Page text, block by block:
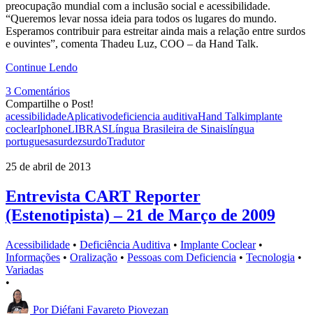
preocupação mundial com a inclusão social e acessibilidade.
“Queremos levar nossa ideia para todos os lugares do mundo.
Esperamos contribuir para estreitar ainda mais a relação entre surdos
e ouvintes”, comenta Thadeu Luz, COO – da Hand Talk.
Continue Lendo
3 Comentários
Compartilhe o Post!
acessibilidadeAplicativodeficiencia auditivaHand Talkimplante
coclearIphoneLIBRASLíngua Brasileira de Sinaislíngua
portuguesasurdezsurdoTradutor
25 de abril de 2013
Entrevista CART Reporter
(Estenotipista) – 21 de Março de 2009
Acessibilidade • Deficiência Auditiva • Implante Coclear •
Informações • Oralização • Pessoas com Deficiencia • Tecnologia •
Variadas
•
Por Diéfani Favareto Piovezan